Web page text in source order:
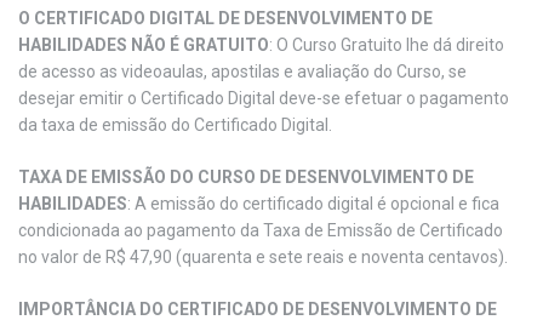
O CERTIFICADO DIGITAL DE DESENVOLVIMENTO DE
HABILIDADES NÃO É GRATUITO: O Curso Gratuito lhe dá direito
de acesso as videoaulas, apostilas e avaliação do Curso, se
desejar emitir o Certificado Digital deve-se efetuar o pagamento
da taxa de emissão do Certificado Digital.
TAXA DE EMISSÃO DO CURSO DE DESENVOLVIMENTO DE
HABILIDADES: A emissão do certificado digital é opcional e fica
condicionada ao pagamento da Taxa de Emissão de Certificado
no valor de R$ 47,90 (quarenta e sete reais e noventa centavos).
IMPORTÂNCIA DO CERTIFICADO DE DESENVOLVIMENTO DE